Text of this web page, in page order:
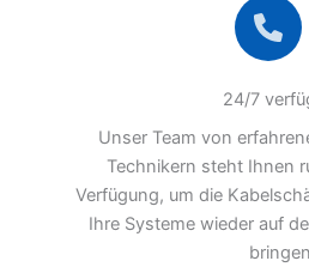
24/7
Unser Team von
Technikern steht Ihnen
Verfügung, um die
Ihre Systeme wieder auf